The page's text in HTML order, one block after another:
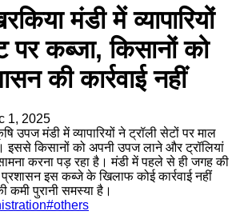
मंडी में व्यापारियों
पर कब्जा, किसानों को
की कार्रवाई नहीं
1, 2025
उपज मंडी में व्यापारियों ने ट्रॉली सेटों पर माल
इससे किसानों को अपनी उपज लाने और ट्रॉलियां
करना पड़ रहा है। मंडी में पहले से ही जगह की
इस कब्जे के खिलाफ कोई कार्रवाई नहीं
कमी पुरानी समस्या है।
#others